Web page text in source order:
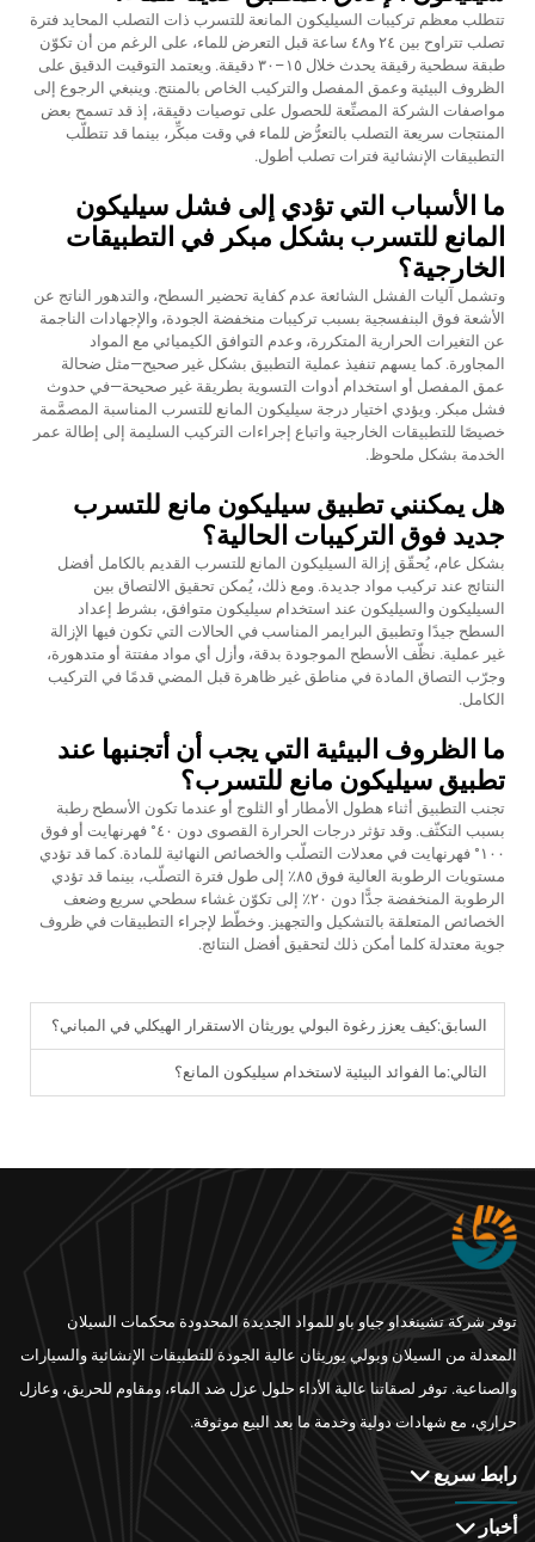
تتطلب معظم تركيبات السيليكون المانعة للتسرب ذات التصلب المحايد فترة
تصلب تتراوح بين ٢٤ و٤٨ ساعة قبل التعرض للماء، على الرغم من أن تكوّن
طبقة سطحية رقيقة يحدث خلال ١٥–٣٠ دقيقة. ويعتمد التوقيت الدقيق على
الظروف البيئية وعمق المفصل والتركيب الخاص بالمنتج. وينبغي الرجوع إلى
مواصفات الشركة المصنِّعة للحصول على توصيات دقيقة، إذ قد تسمح بعض
المنتجات سريعة التصلب بالتعرُّض للماء في وقت مبكِّر، بينما قد تتطلّب
التطبيقات الإنشائية فترات تصلب أطول.
ما الأسباب التي تؤدي إلى فشل سيليكون
المانع للتسرب بشكل مبكر في التطبيقات
الخارجية؟
وتشمل آليات الفشل الشائعة عدم كفاية تحضير السطح، والتدهور الناتج عن
الأشعة فوق البنفسجية بسبب تركيبات منخفضة الجودة، والإجهادات الناجمة
عن التغيرات الحرارية المتكررة، وعدم التوافق الكيميائي مع المواد
المجاورة. كما يسهم تنفيذ عملية التطبيق بشكل غير صحيح—مثل ضحالة
عمق المفصل أو استخدام أدوات التسوية بطريقة غير صحيحة—في حدوث
فشل مبكر. ويؤدي اختيار درجة سيليكون المانع للتسرب المناسبة المصمَّمة
خصيصًا للتطبيقات الخارجية واتباع إجراءات التركيب السليمة إلى إطالة عمر
الخدمة بشكل ملحوظ.
هل يمكنني تطبيق سيليكون مانع للتسرب
جديد فوق التركيبات الحالية؟
بشكل عام، يُحقّق إزالة السيليكون المانع للتسرب القديم بالكامل أفضل
النتائج عند تركيب مواد جديدة. ومع ذلك، يُمكن تحقيق الالتصاق بين
السيليكون والسيليكون عند استخدام سيليكون متوافق، بشرط إعداد
السطح جيدًا وتطبيق البرايمر المناسب في الحالات التي تكون فيها الإزالة
غير عملية. نظّف الأسطح الموجودة بدقة، وأزل أي مواد مفتتة أو متدهورة،
وجرّب التصاق المادة في مناطق غير ظاهرة قبل المضي قدمًا في التركيب
الكامل.
ما الظروف البيئية التي يجب أن أتجنبها عند
تطبيق سيليكون مانع للتسرب؟
تجنب التطبيق أثناء هطول الأمطار أو الثلوج أو عندما تكون الأسطح رطبة
بسبب التكثّف. وقد تؤثر درجات الحرارة القصوى دون ٤٠° فهرنهايت أو فوق
١٠٠° فهرنهايت في معدلات التصلّب والخصائص النهائية للمادة. كما قد تؤدي
مستويات الرطوبة العالية فوق ٨٥٪ إلى طول فترة التصلّب، بينما قد تؤدي
الرطوبة المنخفضة جدًّا دون ٢٠٪ إلى تكوّن غشاء سطحي سريع وضعف
الخصائص المتعلقة بالتشكيل والتجهيز. وخطّط لإجراء التطبيقات في ظروف
جوية معتدلة كلما أمكن ذلك لتحقيق أفضل النتائج.
السابق:كيف يعزز رغوة البولي يوريثان الاستقرار الهيكلي في المباني؟
التالي:ما الفوائد البيئية لاستخدام سيليكون المانع؟
توفر شركة تشينغداو جياو باو للمواد الجديدة المحدودة محكمات السيلان
المعدلة من السيلان وبولي يوريثان عالية الجودة للتطبيقات الإنشائية والسيارات
والصناعية. توفر لصقاتنا عالية الأداء حلول عزل ضد الماء، ومقاوم للحريق، وعازل
حراري، مع شهادات دولية وخدمة ما بعد البيع موثوقة.
رابط سريع
أخبار